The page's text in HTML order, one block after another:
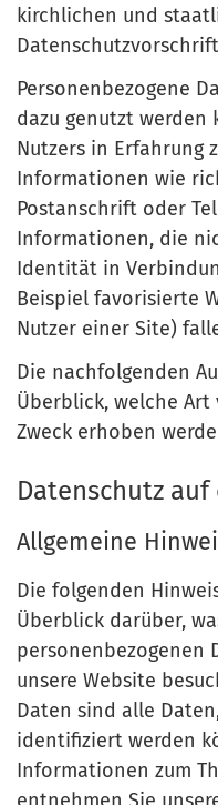
kirchlichen und
Personenbezogene
dazu genutzt
Nutzers in Erfahrung
Informationen wie
Postanschrift oder
Informationen, die
Identität in
Beispiel favorisierte
Nutzer einer Site)
Die nachfolgenden
Überblick, welche Art
Zweck erhoben
Datenschutz
Allgemeine
Die folgenden
Überblick darüber,
personenbezogenen
unsere Website
Daten sind alle
identifiziert werden
Informationen zum